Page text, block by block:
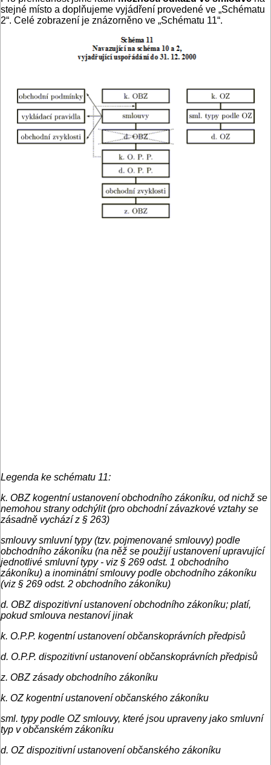
stejné místo a doplňujeme vyjádření provedené ve „Schématu
2“. Celé zobrazení je znázorněno ve „Schématu 11“.
Legenda ke schématu 11:
k. OBZ kogentní ustanovení obchodního zákoníku, od nichž se
nemohou strany odchýlit (pro obchodní závazkové vztahy se
zásadně vychází z § 263)
smlouvy smluvní typy (tzv. pojmenované smlouvy) podle
obchodního zákoníku (na něž se použijí ustanovení upravující
jednotlivé smluvní typy - viz § 269 odst. 1 obchodního
zákoníku) a inominátní smlouvy podle obchodního zákoníku
(viz § 269 odst. 2 obchodního zákoníku)
d. OBZ dispozitivní ustanovení obchodního zákoníku; platí,
pokud smlouva nestanoví jinak
k. O.P.P. kogentní ustanovení občanskoprávních předpisů
d. O.P.P. dispozitivní ustanovení občanskoprávních předpisů
z. OBZ zásady obchodního zákoníku
k. OZ kogentní ustanovení občanského zákoníku
sml. typy podle OZ smlouvy, které jsou upraveny jako smluvní
typ v občanském zákoníku
d. OZ dispozitivní ustanovení občanského zákoníku